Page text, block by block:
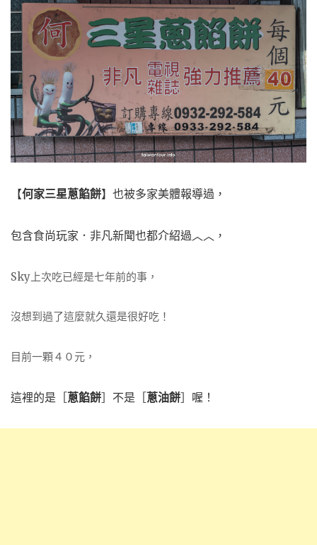
【何家三星蔥餡餅】也被多家美體報導過，
包含食尚玩家．非凡新聞也都介紹過︿︿，
Sky上次吃已經是七年前的事，
沒想到過了這麼就久還是很好吃！
目前一顆４０元，
這裡的是［蔥餡餅］不是［蔥油餅］喔！